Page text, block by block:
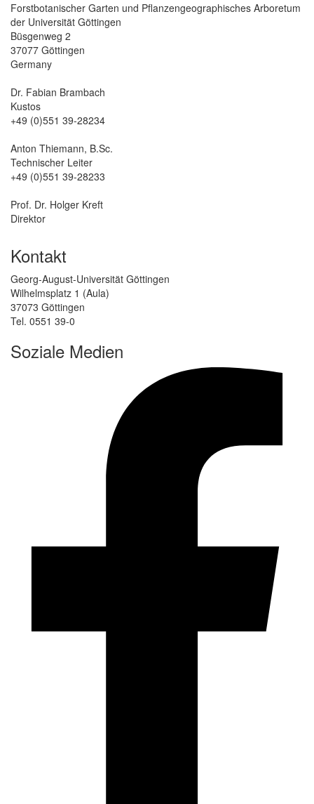
Forstbotanischer Garten und Pflanzengeographisches Arboretum
der Universität Göttingen
Büsgenweg 2
37077 Göttingen
Germany
Dr. Fabian Brambach
Kustos
+49 (0)551 39-28234
Anton Thiemann, B.Sc.
Technischer Leiter
+49 (0)551 39-28233
Prof. Dr. Holger Kreft
Direktor
Kontakt
Georg-August-Universität Göttingen
Wilhelmsplatz 1 (Aula)
37073 Göttingen
Tel. 0551 39-0
Soziale Medien